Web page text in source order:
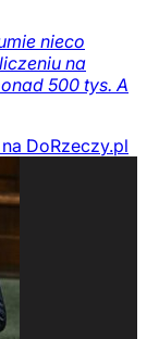
nieco
na
500 tys. A
DoRzeczy.pl